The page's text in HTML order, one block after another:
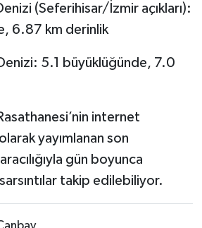
(Seferihisar/İzmir açıkları):
6.87 km derinlik
5.1 büyüklüğünde, 7.0
internet
yayımlanan son
gün boyunca
takip edilebiliyor.